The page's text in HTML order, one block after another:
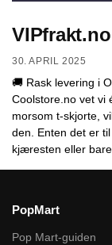
VIPfrakt.no
30. APRIL 2025
🚚 Rask levering i
Coolstore.no vet vi
morsom t-skjorte,
den. Enten det er
kjæresten eller
PopMart
Pop Mart-guiden